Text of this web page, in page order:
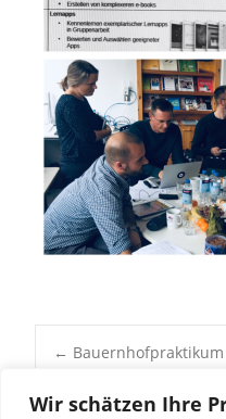
Wir schätzen Ihre
Post
←